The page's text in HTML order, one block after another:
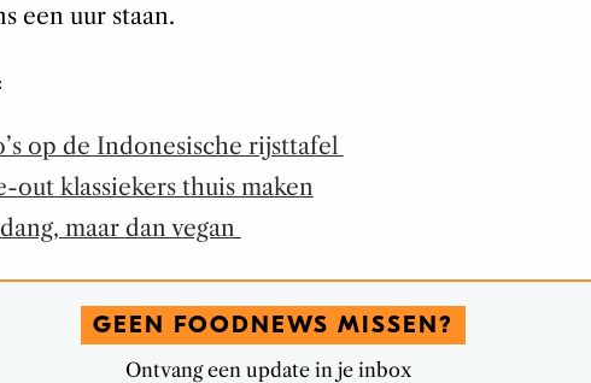
een uur staan.
op de Indonesische rijsttafel
out klassiekers thuis maken
maar dan vegan
GEEN FOODNEWS MISSEN?
Ontvang een update in je inbox